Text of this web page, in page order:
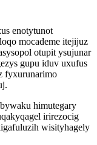
enotytunot
mocademe itejijuz
otupit ysujunar
gupu iduv uxufus
fyxurunarimo
himutegary
irirezocig
wisityhagely